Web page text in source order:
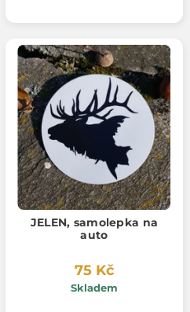
JELEN, samolepka na
auto
75 Kč
Skladem